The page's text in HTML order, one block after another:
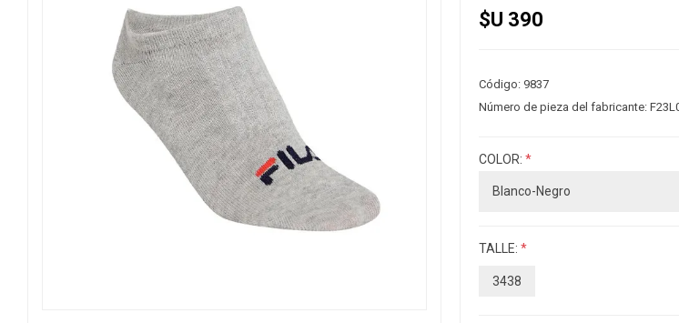
$U 390
Código: 9837
Número de pieza del fabricante:
COLOR: *
TALLE: *
3438